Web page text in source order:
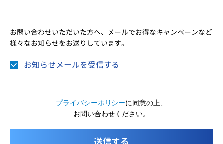
お問い合わせいただいた方へ、メールでお得なキャンペーンなど
様々なお知らせをお送りしています。
お知らせメールを受信する
プライバシーポリシーに同意の上、
お問い合わせください。